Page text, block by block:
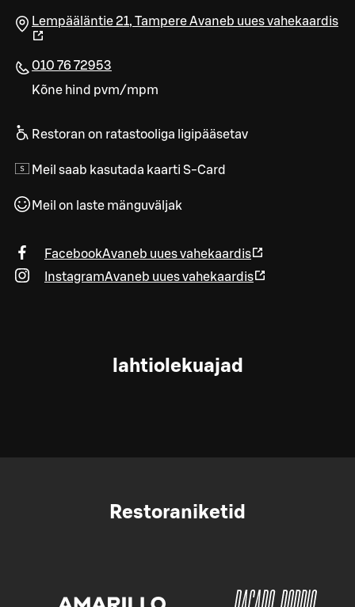
Lempääläntie 21, TampereAvaneb uues vahekaardis
010 76 72953
Kõne hind pvm/mpm
Restoran on ratastooliga ligipääsetav
Meil saab kasutada kaarti S-Card
Meil on laste mänguväljak
FacebookAvaneb uues vahekaardis
InstagramAvaneb uues vahekaardis
lahtiolekuajad
Restoraniketid